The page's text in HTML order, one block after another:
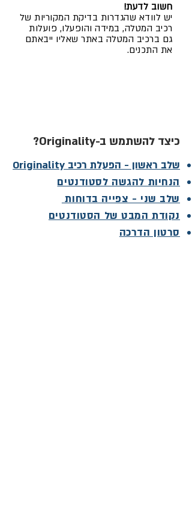
חשוב לדעת!
יש לוודא שהגדרות בדיקת המקוריות של
רכיב המטלה, במידה והופעלו, פועלות
גם ברכיב המטלה באתר שאליו ייבאתם
את התכנים.
כיצד להשתמש ב-Originality?
שלב ראשון - הפעלת רכיב Originality
הנחיות להגשה לסטודנטים
שלב שני - צפייה בדוחות
נקודת המבט של הסטודנטים
סרטון הדרכה